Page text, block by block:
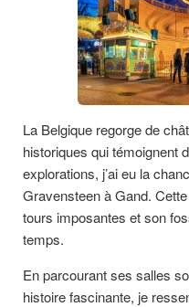
La Belgique regorge de
historiques qui témoignent
explorations, j’ai eu la
Gravensteen à Gand.
tours imposantes et son
temps.
En parcourant ses salles
histoire fascinante, je